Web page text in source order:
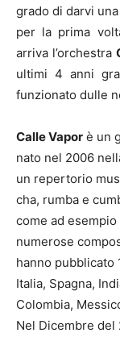
grado di darvi
per la prima
arriva l’orchestra
ultimi 4 anni
funzionato dulle
Calle Vapor è un
nato nel 2006
un repertorio
cha, rumba e
come ad esempio
numerose
hanno pubblicato
Italia, Spagna,
Colombia,
Nel Dicembre del